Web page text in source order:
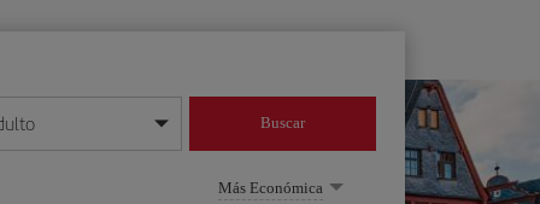
mes/año
Buscar
Más Económica